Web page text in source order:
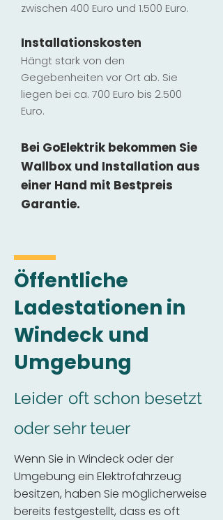
zwischen 400 Euro und 1.500 Euro.
Installationskosten
Hängt stark von den
Gegebenheiten vor Ort ab. Sie
liegen bei ca. 700 Euro bis 2.500
Euro.
Bei GoElektrik bekommen Sie
Wallbox und Installation aus
einer Hand mit Bestpreis
Garantie.
Öffentliche
Ladestationen in
Windeck und
Umgebung
Leider oft schon besetzt
oder sehr teuer
Wenn Sie in Windeck oder der
Umgebung ein Elektrofahrzeug
besitzen, haben Sie möglicherweise
bereits festgestellt, dass es oft